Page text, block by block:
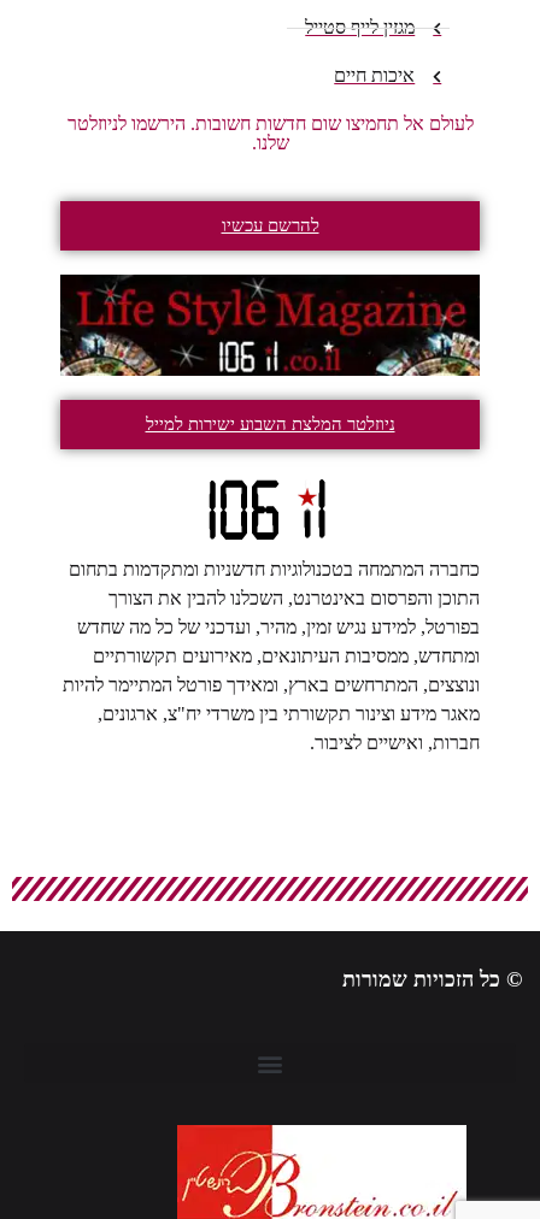
מגזין לייף סטייל
איכות חיים
לעולם אל תחמיצו שום חדשות חשובות. הירשמו לניוזלטר
שלנו.
להרשם עכשיו
ניוזלטר המלצת השבוע ישירות למייל
כחברה המתמחה בטכנולוגיות חדשניות ומתקדמות בתחום
התוכן והפרסום באינטרנט, השכלנו להבין את הצורך
בפורטל, למידע נגיש זמין, מהיר, ועדכני של כל מה שחדש
ומתחדש, ממסיבות העיתונאים, מאירועים תקשורתיים
ונוצצים, המתרחשים בארץ, ומאידך פורטל המתיימר להיות
מאגר מידע וצינור תקשורתי בין משרדי יח"צ, ארגונים,
חברות, ואישיים לציבור.
© כל הזכויות שמורות